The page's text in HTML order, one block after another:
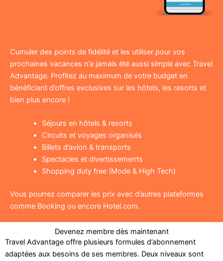
Cumuler des points de fidélité et les utiliser pour vos
prochaines vacances n’a jamais été aussi simple avec Travel
Advantage. Profitez au maximum de votre budget en
bénéficiant d’offres exclusives sur les hôtels, les resorts et
bien plus encore !
Séjours en hôtels & resorts
Circuits et voyages organisés
Billets d’avion & transports
Spectacles et divertissements
Shopping duty free (Mode & High Tech)
Vous pourrez comparer les prix avec d’autres plateformes
comme Booking ou encore Hotel.com.
Devenez membre dès maintenant
Travel Advantage offre plusieurs formules d’abonnement
adaptées aux besoins de ses membres. Deux niveaux sont